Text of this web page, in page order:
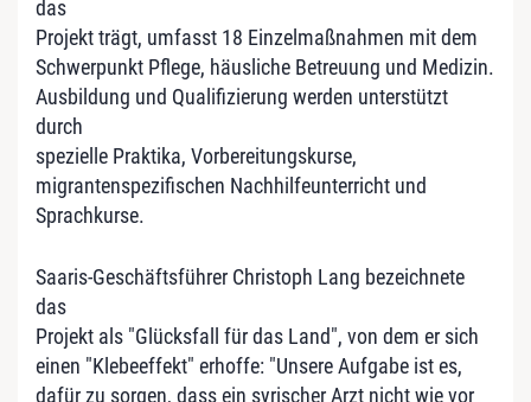
das
Projekt trägt, umfasst 18 Einzelmaßnahmen mit dem
Schwerpunkt Pflege, häusliche Betreuung und Medizin.
Ausbildung und Qualifizierung werden unterstützt
durch
spezielle Praktika, Vorbereitungskurse,
migrantenspezifischen Nachhilfeunterricht und
Sprachkurse.
Saaris-Geschäftsführer Christoph Lang bezeichnete
das
Projekt als "Glücksfall für das Land", von dem er sich
einen "Klebeeffekt" erhoffe: "Unsere Aufgabe ist es,
dafür zu sorgen, dass ein syrischer Arzt nicht wie vor